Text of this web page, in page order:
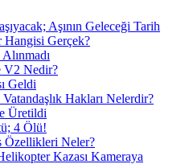
Aşının Geleceği Tarih
Gerçek?
V2 Nedir?
Geldi
Hakları Nelerdir?
Üretildi
4 Ölü!
Özellikleri Neler?
Kazası Kameraya